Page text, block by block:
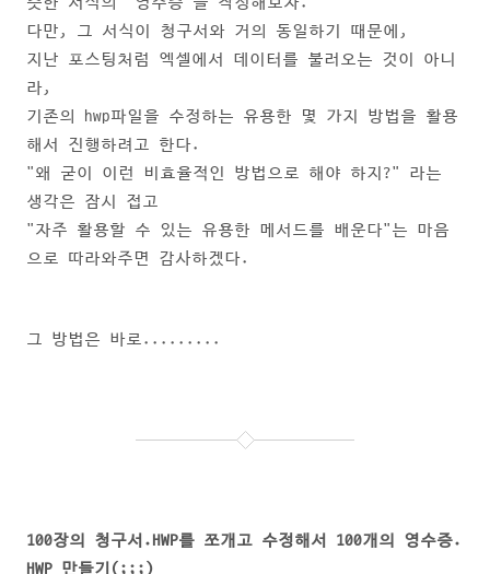
다만, 그 서식이 청구서와 거의 동일하기 때문에,
지난 포스팅처럼 엑셀에서 데이터를 불러오는 것이 아니
라,
기존의 hwp파일을 수정하는 유용한 몇 가지 방법을 활용
해서 진행하려고 한다.
"왜 굳이 이런 비효율적인 방법으로 해야 하지?" 라는
생각은 잠시 접고
"자주 활용할 수 있는 유용한 메서드를 배운다"는 마음
으로 따라와주면 감사하겠다.
그 방법은 바로.........
100장의 청구서.HWP를 쪼개고 수정해서
100개의 영수증.
HWP 만들기(;;;)